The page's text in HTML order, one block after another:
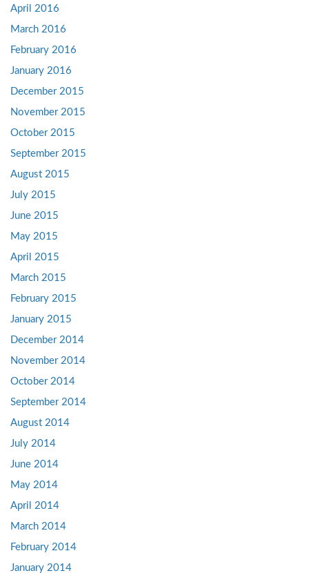
April 2016
March 2016
February 2016
January 2016
December 2015
November 2015
October 2015
September 2015
August 2015
July 2015
June 2015
May 2015
April 2015
March 2015
February 2015
January 2015
December 2014
November 2014
October 2014
September 2014
August 2014
July 2014
June 2014
May 2014
April 2014
March 2014
February 2014
January 2014